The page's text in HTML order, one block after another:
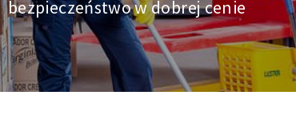
post:
bezpieczeństwo w dobrej cenie